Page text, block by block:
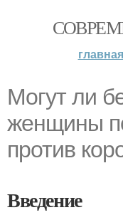
главная
Могут ли
женщины
против
Введение